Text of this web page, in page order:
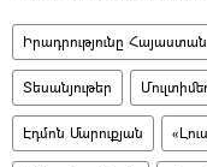
Տեսանյութեր
Էդմոն Մարուքյան